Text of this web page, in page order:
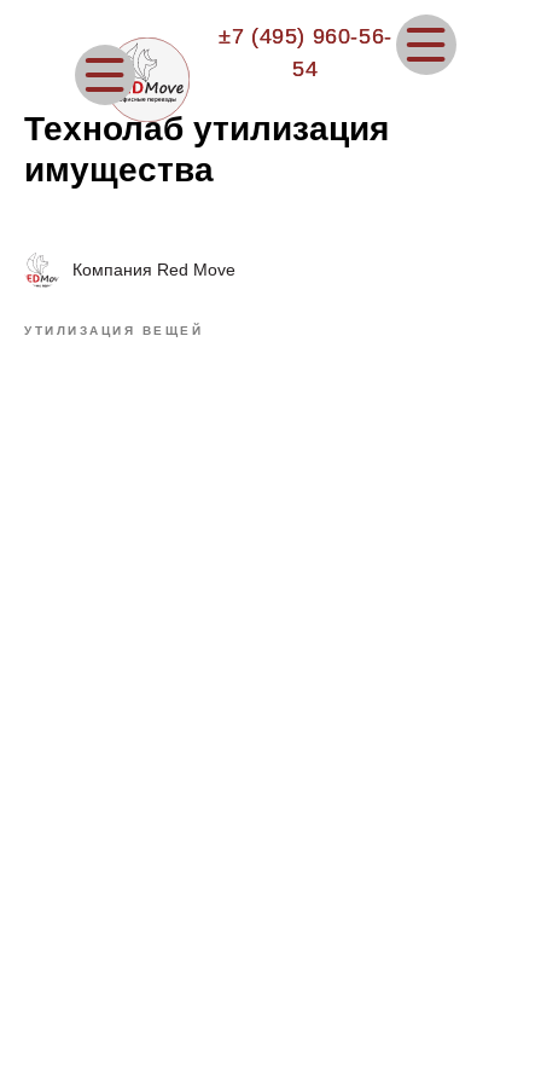
±7 (495) 960-56-
54
Технолаб утилизация
имущества
Компания Red Move
УТИЛИЗАЦИЯ ВЕЩЕЙ
±7 (495) 960-56-
54